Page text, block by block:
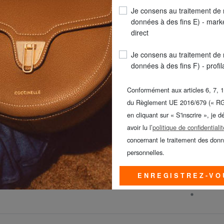
YUB
SIGN Sac à dos à roulettes
29%
94,90 € 66,99 €
Livraison gratuite
HAYRIDE Sac à dos à
39%
109,90 €
Livraison gratuite
Je consens au traitement de
données à des fins E) -
direct
Je consens au traitement de
données à des fins F) -
Conformément aux articles 6, 7,
du Règlement UE 2016/679 («
en cliquant sur « S'inscrire », je
avoir lu l’politique de
concernant le traitement des
personnelles.
ENREGISTREZ-